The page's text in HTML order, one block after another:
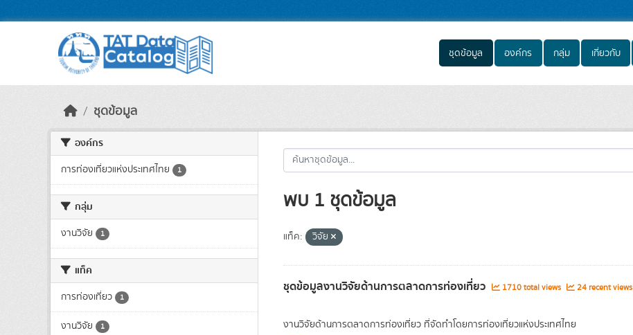
ชุดข้อมูล องค์กร กลุ่ม เกี่ยวกับ
ชุดข้อมูล
องค์กร
การท่องเที่ยวแห่งประเทศไทย 1
กลุ่ม
งานวิจัย 1
แท็ค
การท่องเที่ยว 1
งานวิจัย 1
พบ 1 ชุดข้อมูล
แท็ค: วิจัย
ชุดข้อมูลงานวิจัยด้านการตลาดการท่องเที่ยว 1710 total views 24 recent views
งานวิจัยด้านการตลาดการท่องเที่ยว ที่จัดทำโดยการท่องเที่ยวแห่งประเทศไทย